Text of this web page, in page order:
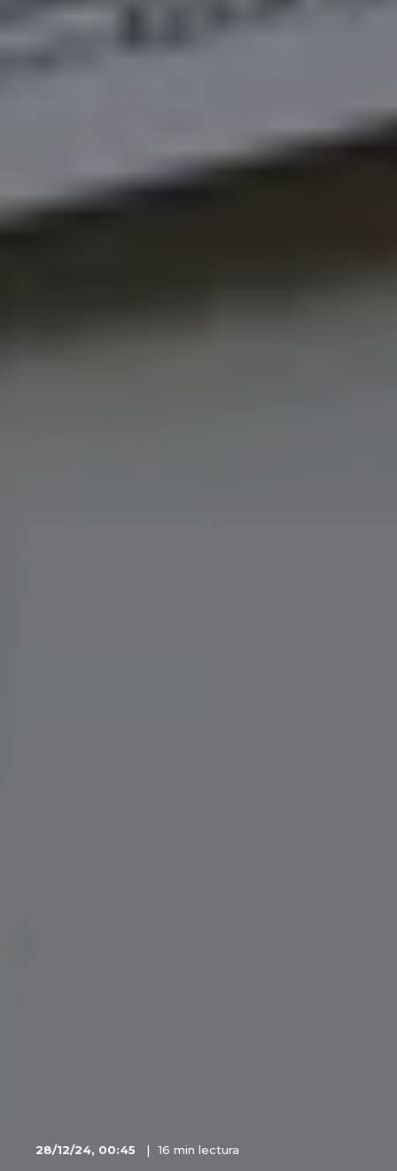
28/12/24, 00:45 16 min lectura